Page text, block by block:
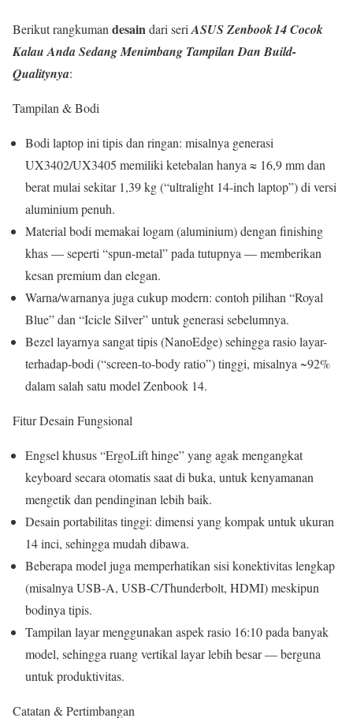
Berikut rangkuman desaindari seri ASUS Zenbook 14Cocok
Kalau Anda Sedang Menimbang Tampilan Dan Build-
Qualitynya:
Tampilan & Bodi
Bodi laptop ini tipis dan ringan: misalnya generasi
UX3402/UX3405 memiliki ketebalan hanya ≈ 16,9 mm dan
berat mulai sekitar 1,39 kg (“ultralight 14-inch laptop”) di versi
aluminium penuh.
Material bodi memakai logam (aluminium) dengan finishing
khas ― seperti “spun-metal” pada tutupnya ― memberikan
kesan premium dan elegan.
Warna/warnanya juga cukup modern: contoh pilihan “Royal
Blue” dan “Icicle Silver” untuk generasi sebelumnya.
Bezel layarnya sangat tipis (NanoEdge) sehingga rasio layar-
terhadap-bodi (“screen-to-body ratio”) tinggi, misalnya ~92%
dalam salah satu model Zenbook 14.
Fitur Desain Fungsional
Engsel khusus “ErgoLift hinge” yang agak mengangkat
keyboard secara otomatis saat di buka, untuk kenyamanan
mengetik dan pendinginan lebih baik.
Desain portabilitas tinggi: dimensi yang kompak untuk ukuran
14 inci, sehingga mudah dibawa.
Beberapa model juga memperhatikan sisi konektivitas lengkap
(misalnya USB-A, USB-C/Thunderbolt, HDMI) meskipun
bodinya tipis.
Tampilan layar menggunakan aspek rasio 16:10 pada banyak
model, sehingga ruang vertikal layar lebih besar — berguna
untuk produktivitas.
Catatan & Pertimbangan